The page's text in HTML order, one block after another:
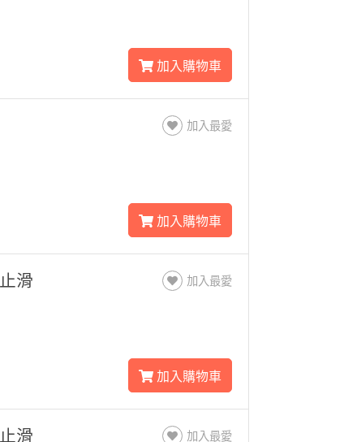
加入購物車
加入最愛
加入購物車
滑 加入最愛
加入購物車
滑 加入最愛